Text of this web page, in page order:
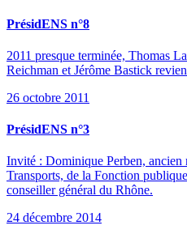
PrésidENS n°8
2011 presque terminée, Thomas
Reichman et Jérôme Bastick
26 octobre 2011
PrésidENS n°3
Invité : Dominique Perben, ancien
Transports, de la Fonction
conseiller général du Rhône.
24 décembre 2014